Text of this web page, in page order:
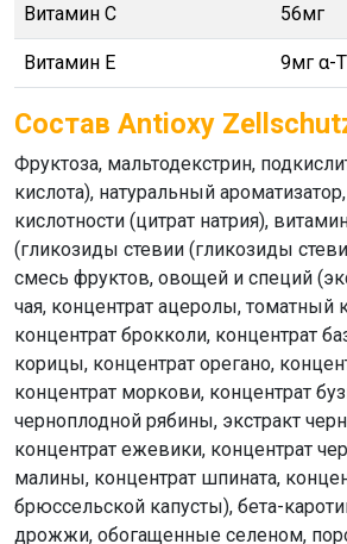
Витамин С 56мг
Витамин Е 9мг α-
Состав Antioxy
Фруктоза, мальтодекстрин,
кислота), натуральный
кислотности (цитрат натрия),
(гликозиды стевии (гликозиды
смесь фруктов, овощей и специй
чая, концентрат ацеролы, томатный
концентрат брокколи, концентрат
корицы, концентрат орегано,
концентрат моркови, концентрат
черноплодной рябины, экстракт
концентрат ежевики, концентрат
малины, концентрат шпината,
брюссельской капусты), бета-
дрожжи, обогащенные селеном,